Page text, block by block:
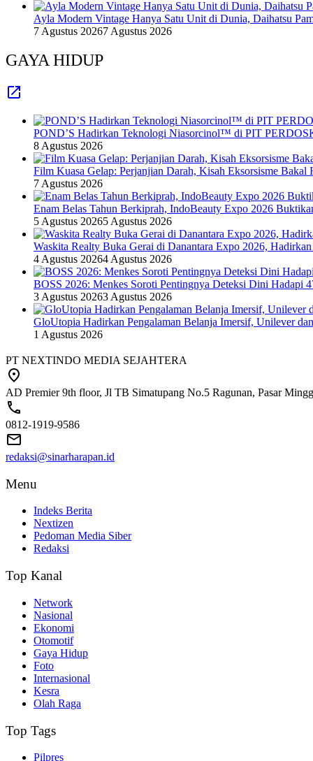
Ayla Modern Vintage Hanya Satu Unit di Dunia, Daihatsu
7 Agustus 20267 Agustus 2026
GAYA HIDUP
POND’S Hadirkan Teknologi Niasorcinol™ di PIT
8 Agustus 2026
Film Kuasa Gelap: Perjanjian Darah, Kisah Eksorsisme
7 Agustus 2026
Enam Belas Tahun Berkiprah, IndoBeauty Expo 2026
5 Agustus 20265 Agustus 2026
Waskita Realty Buka Gerai di Danantara Expo 2026,
4 Agustus 20264 Agustus 2026
BOSS 2026: Menkes Soroti Pentingnya Deteksi Dini Hadapi
3 Agustus 20263 Agustus 2026
GloUtopia Hadirkan Pengalaman Belanja Imersif, Unilever
1 Agustus 2026
PT NEXTINDO MEDIA SEJAHTERA
AD Premier 9th floor, Jl TB Simatupang No.5 Ragunan, Pasar
0812-1919-9586
redaksi@sinarharapan.id
Menu
Indeks Berita
Nextizen
Pedoman Media Siber
Redaksi
Top Kanal
Network
Nasional
Ekonomi
Otomotif
Gaya Hidup
Foto
Internasional
Kesra
Olah Raga
Top Tags
Pilpres